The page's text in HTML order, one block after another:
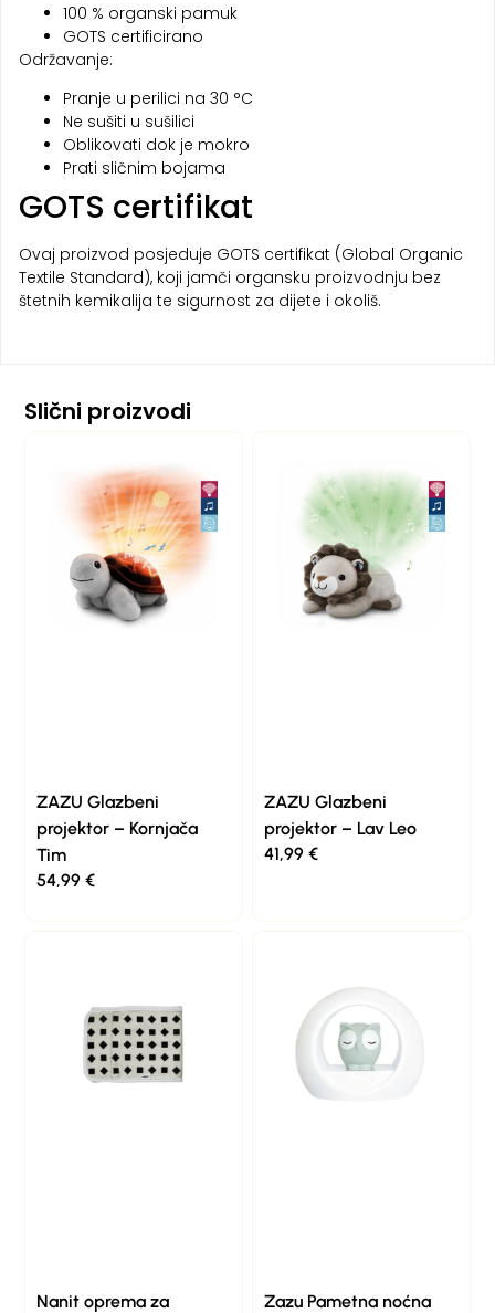
100 % organski pamuk
GOTS certificirano
Održavanje:
Pranje u perilici na 30 °C
Ne sušiti u sušilici
Oblikovati dok je mokro
Prati sličnim bojama
GOTS certifikat
Ovaj proizvod posjeduje GOTS certifikat (Global Organic
Textile Standard), koji jamči organsku proizvodnju bez
štetnih kemikalija te sigurnost za dijete i okoliš.
Slični proizvodi
ZAZU Glazbeni
projektor – Kornjača
Tim
54,99€
ZAZU Glazbeni
projektor – Lav Leo
41,99 €
Nanit oprema za
Zazu Pametna noćna